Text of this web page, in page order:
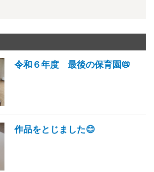
令和６年度 最後の保育園📛
作品をとじました😊